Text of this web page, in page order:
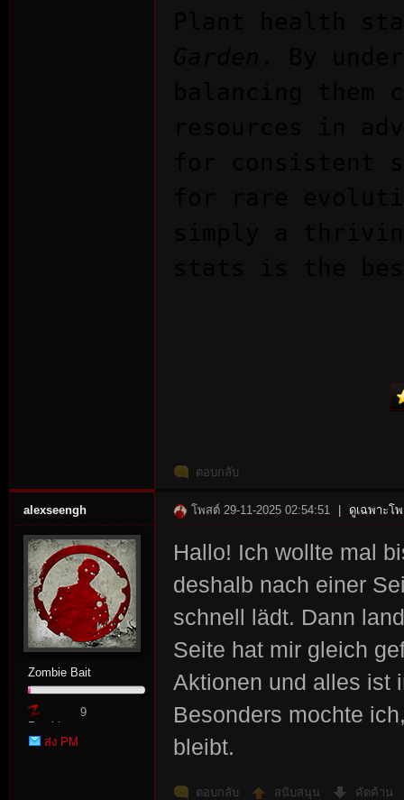
ตอบกลับ
alexseengh
Zombie Bait
Zombie
Point
9
ส่ง PM
โพสต์ 29-11-2025 02:54:51 ดูเฉพาะโ
Hallo! Ich wollte mal
deshalb nach einer
schnell lädt. Dann
Seite hat mir gleich
Aktionen und alles ist
Besonders mochte
bleibt.
ตอบกลับ สนับสนุน คัดค้าน